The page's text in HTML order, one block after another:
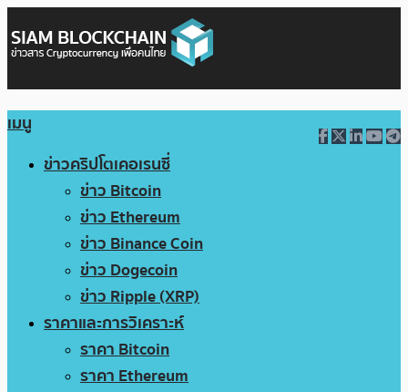
เมนู
ข่าวคริปโตเคอเรนซี่
ข่าว Bitcoin
ข่าว Ethereum
ข่าว Binance Coin
ข่าว Dogecoin
ข่าว Ripple (XRP)
ราคาและการวิเคราะห์
ราคา Bitcoin
ราคา Ethereum